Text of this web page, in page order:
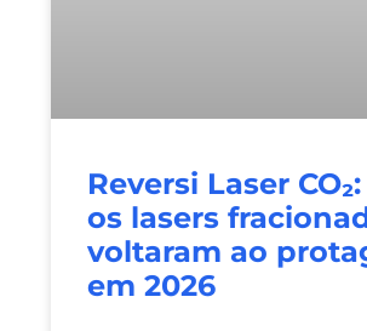
Reversi Laser
os lasers
voltaram ao
em 2026